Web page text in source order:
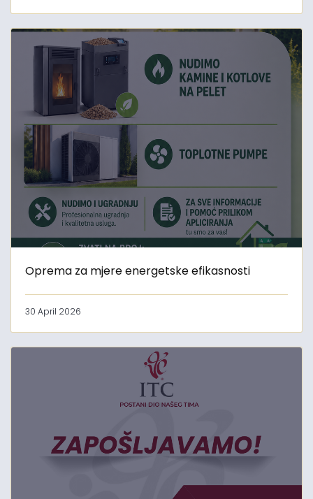
Oprema za mjere energetske efikasnosti
30 April 2026